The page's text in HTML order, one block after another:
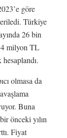
göre
Türkiye
26 bin
milyon TL
olmasa da
Buna
önceki yılın
Fiyat